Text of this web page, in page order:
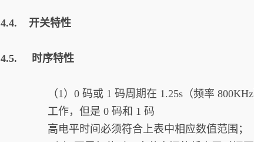
4.4. 开关特性
4.5. 时序特性
（1）0 码或 1 码周期在 1.25s（频率
工作，但是 0 码和 1 码
高电平时间必须符合上表中相应数值范围；